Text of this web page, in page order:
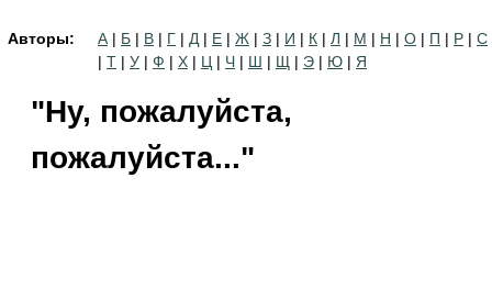
Авторы: А | Б | В | Г | Д | Е | Ж | З | И | К | Л | М | Н | О | П | Р | С
| Т | У | Ф | Х | Ц | Ч | Ш | Щ | Э | Ю | Я
"Ну, пожалуйста,
пожалуйста..."